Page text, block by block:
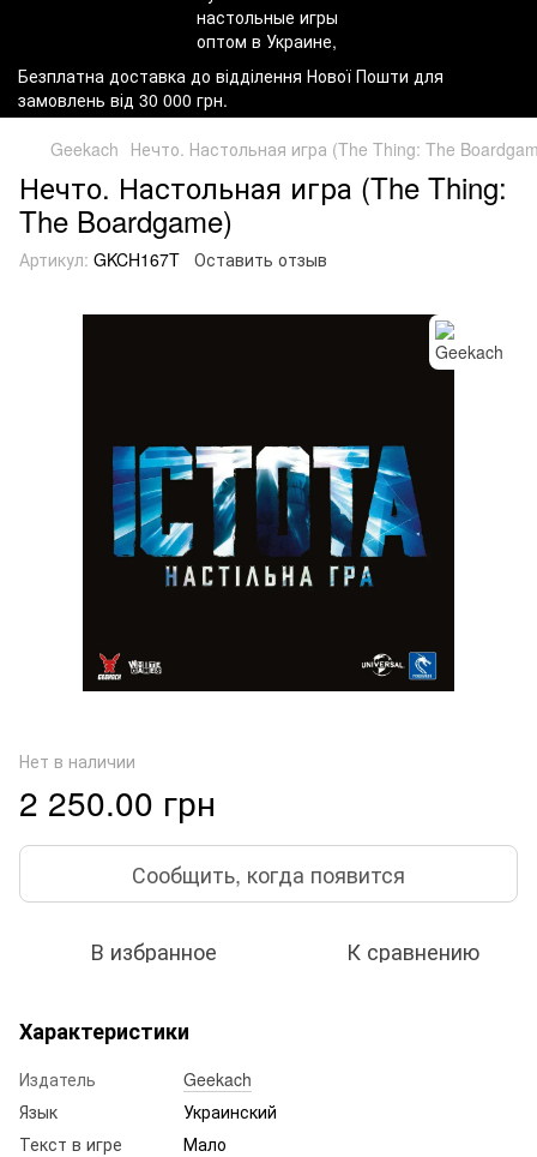
Безплатна доставка до відділення Нової Пошти для
замовлень від 30 000 грн.
Geekach Нечто. Настольная игра (The Thing: The
Нечто. Настольная игра (The Thing:
The Boardgame)
Артикул: GKCH167T Оставить отзыв
Нет в наличии
2 250.00 грн
Сообщить, когда появится
В избранное К сравнению
Характеристики
Издатель
Geekach
Язык
Украинский
Текст в игре
Мало